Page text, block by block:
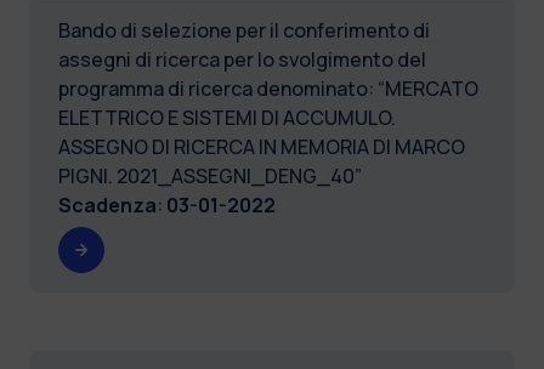
Bando di selezione per il conferimento di
assegni di ricerca per lo svolgimento del
programma di ricerca denominato: “MERCATO
ELETTRICO E SISTEMI DI ACCUMULO.
ASSEGNO DI RICERCA IN MEMORIA DI MARCO
PIGNI. 2021_ASSEGNI_DENG_40”
Scadenza: 03-01-2022